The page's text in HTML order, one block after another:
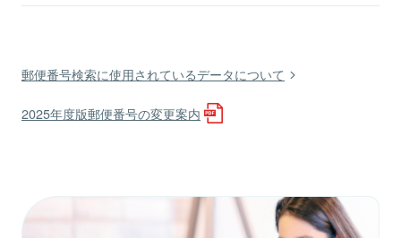
郵便番号検索に使用されているデータについて
2025年度版郵便番号の変更案内